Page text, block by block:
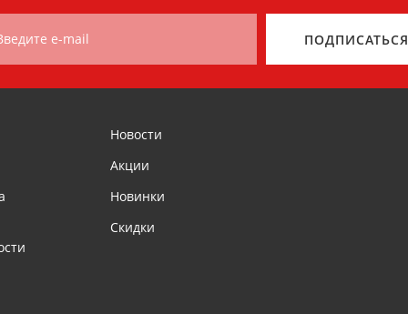
e-mail ПОДПИСАТЬСЯ
Новости
Акции
Новинки
Скидки